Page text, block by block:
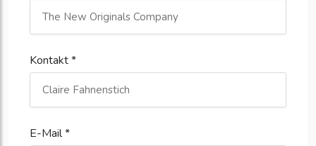
Kontakt *
E-Mail *